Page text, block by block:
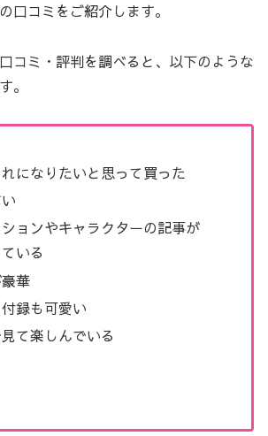
口コミをご紹介します。
コミ・評判を調べると、以下のような
。
になりたいと思って買った
ョンやキャラクターの記事が
いる
華
録も可愛い
て楽しんでいる